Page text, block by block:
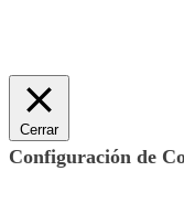
Cerrar
Configuración de